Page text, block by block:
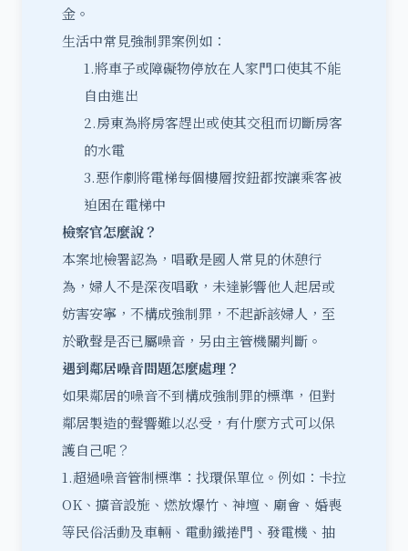
金。
生活中常見強制罪案例如：
1.將車子或障礙物停放在人家門口使其不能
自由進出
2.房東為將房客趕出或使其交租而切斷房客
的水電
3.惡作劇將電梯每個樓層按鈕都按讓乘客被
迫困在電梯中
檢察官怎麼說？
本案地檢署認為，唱歌是國人常見的休憩行
為，婦人不是深夜唱歌，未達影響他人起居或
妨害安寧，不構成強制罪，不起訴該婦人，至
於歌聲是否已屬噪音，另由主管機關判斷。
遇到鄰居噪音問題怎麼處理？
如果鄰居的噪音不到構成強制罪的標準，但對
鄰居製造的聲響難以忍受，有什麼方式可以保
護自己呢？
1.超過噪音管制標準：找環保單位。例如：卡拉
OK、擴音設施、燃放爆竹、神壇、廟會、婚喪
等民俗活動及車輛、電動鐵捲門、發電機、抽